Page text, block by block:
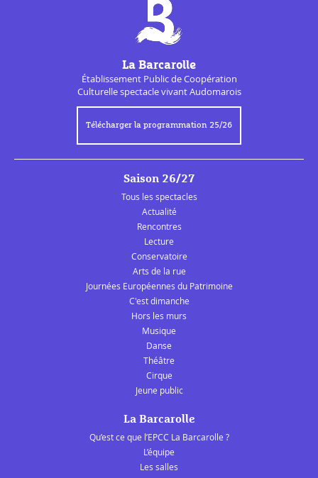
La Barcarolle
Établissement Public deCoopération
Culturellespectacle vivant Audomarois
Télécharger la programmation 25/26
Saison 26/27
Tous les spectacles
Actualité
Rencontres
Lecture
Conservatoire
Arts de la rue
Journées Européennes du Patrimoine
C'est dimanche
Hors les murs
Musique
Danse
Théâtre
Cirque
Jeune public
La Barcarolle
Qu’est ce que l’EPCC La Barcarolle ?
L’équipe
Les salles